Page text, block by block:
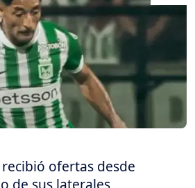
ofertas desde
de sus laterales